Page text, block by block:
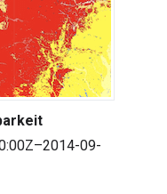
09-